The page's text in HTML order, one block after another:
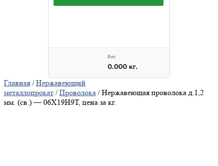
Главная /Нержавеющий
металлопрокат /Проволока / Нержавеющая проволока д.1,2
мм. (св.) — 06Х19Н9Т, цена за кг.